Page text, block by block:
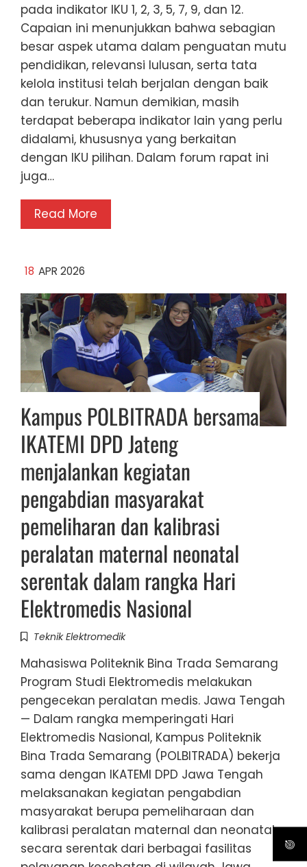
pada indikator IKU 1, 2, 3, 5, 7, 9, dan 12.
Capaian ini menunjukkan bahwa sebagian
besar aspek utama dalam penguatan mutu
pendidikan, relevansi lulusan, serta tata
kelola institusi telah berjalan dengan baik
dan terukur. Namun demikian, masih
terdapat beberapa indikator lain yang perlu
didalami, khususnya yang berkaitan
dengan IKU pilihan. Dalam forum rapat ini
juga…
Read More
18 APR 2026
Kampus POLBITRADA bersama
IKATEMI DPD Jateng
menjalankan kegiatan
pengabdian masyarakat
pemeliharan dan kalibrasi
peralatan maternal neonatal
serentak dalam rangka Hari
Elektromedis Nasional
Teknik Elektromedik
Mahasiswa Politeknik Bina Trada Semarang
Program Studi Elektromedis melakukan
pengecekan peralatan medis. Jawa Tengah
— Dalam rangka memperingati Hari
Elektromedis Nasional, Kampus Politeknik
Bina Trada Semarang (POLBITRADA) bekerja
sama dengan IKATEMI DPD Jawa Tengah
melaksanakan kegiatan pengabdian
masyarakat berupa pemeliharaan dan
kalibrasi peralatan maternal dan neonatal
secara serentak dari berbagai fasilitas